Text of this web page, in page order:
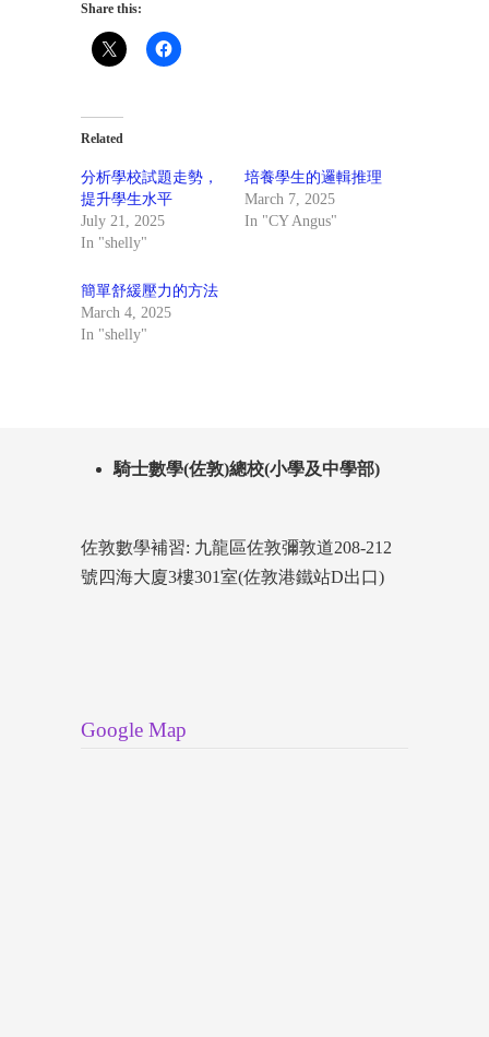
Share this:
Related
分析學校試題走勢，
提升學生水平
July 21, 2025
In "shelly"
培養學生的邏輯推理
March 7, 2025
In "CY Angus"
簡單舒緩壓力的方法
March 4, 2025
In "shelly"
騎士數學(佐敦)總校(小學及中學部)
佐敦數學補習: 九龍區佐敦彌敦道208-212
號四海大廈3樓301室(佐敦港鐵站D出口)
Google Map